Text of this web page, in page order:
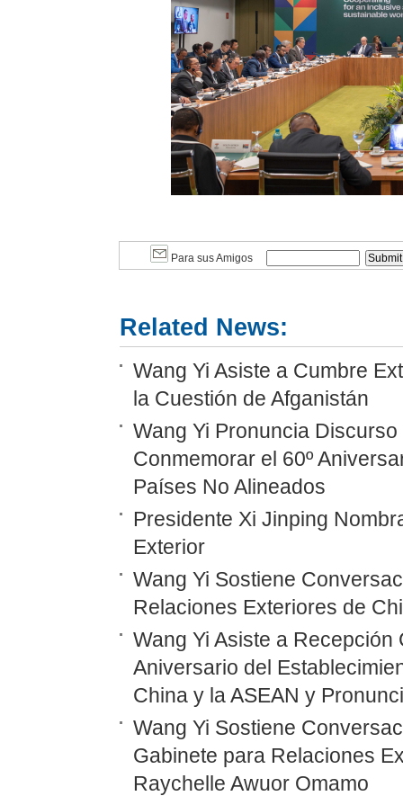
Para sus Amigos
Related News:
Wang Yi Asiste a Cumbre
la Cuestión de Afganistán
Wang Yi Pronuncia
Conmemorar el 60º
Países No Alineados
Presidente Xi Jinping
Exterior
Wang Yi Sostiene
Relaciones Exteriores de
Wang Yi Asiste a Recepción
Aniversario del
China y la ASEAN y
Wang Yi Sostiene
Gabinete para Relaciones
Raychelle Awuor Omamo